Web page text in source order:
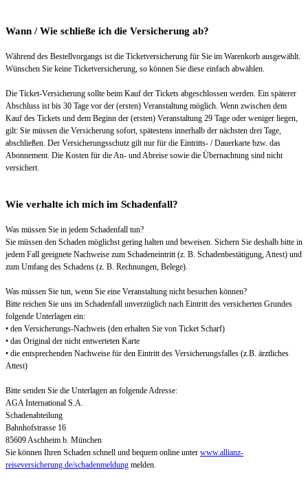
Wann / Wie schließe ich die Versicherung ab?
Während des Bestellvorgangs ist die Ticketversicherung für Sie im Warenkorb ausgewählt.
Wünschen Sie keine Ticketversicherung, so können Sie diese einfach abwählen.
Die Ticket-Versicherung sollte beim Kauf der Tickets abgeschlossen werden. Ein späterer
Abschluss ist bis 30 Tage vor der (ersten) Veranstaltung möglich. Wenn zwischen dem
Kauf des Tickets und dem Beginn der (ersten) Veranstaltung 29 Tage oder weniger liegen,
gilt: Sie müssen die Versicherung sofort, spätestens innerhalb der nächsten drei Tage,
abschließen. Der Versicherungsschutz gilt nur für die Eintritts- / Dauerkarte bzw. das
Abonnement. Die Kosten für die An- und Abreise sowie die Übernachtung sind nicht
versichert.
Wie verhalte ich mich im Schadenfall?
Was müssen Sie in jedem Schadenfall tun?
Sie müssen den Schaden möglichst gering halten und beweisen. Sichern Sie deshalb bitte in
jedem Fall geeignete Nachweise zum Schadeneintritt (z. B. Schadenbestätigung, Attest) und
zum Umfang des Schadens (z. B. Rechnungen, Belege).
Was müssen Sie tun, wenn Sie eine Veranstaltung nicht besuchen können?
Bitte reichen Sie uns im Schadenfall unverzüglich nach Eintritt des versicherten Grundes
folgende Unterlagen ein:
• den Versicherungs-Nachweis (den erhalten Sie von Ticket Scharf)
• das Original der nicht entwerteten Karte
• die entsprechenden Nachweise für den Eintritt des Versicherungsfalles (z.B. ärztliches
Attest)
Bitte senden Sie die Unterlagen an folgende Adresse:
AGA International S.A.
Schadenabteilung
Bahnhofstrasse 16
85609 Aschheim b. München
Sie können Ihren Schaden schnell und bequem online unter www.allianz-
reiseversicherung.de/schadenmeldung melden.